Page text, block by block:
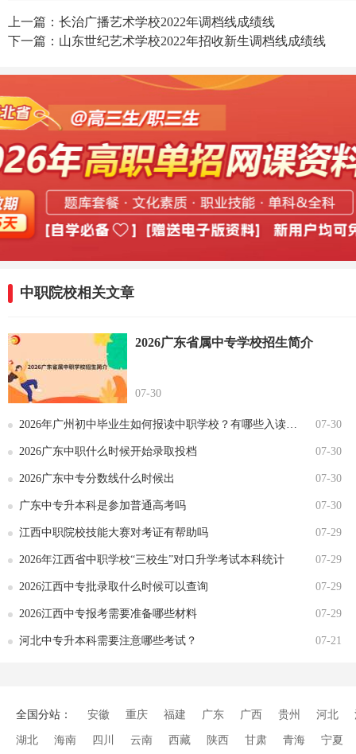
上一篇：长治广播艺术学校2022年调档线成绩线
下一篇：山东世纪艺术学校2022年招收新生调档线成绩线
中职院校相关文章
2026广东省属中专学校招生简介
07-30
2026年广州初中毕业生如何报读中职学校？有哪些入读方式？ 07-30
2026广东中职什么时候开始录取投档 07-30
2026广东中专分数线什么时候出 07-30
广东中专升本科是参加普通高考吗 07-30
江西中职院校技能大赛对考证有帮助吗 07-29
2026年江西省中职学校“三校生”对口升学考试本科统计 07-29
2026江西中专批录取什么时候可以查询 07-29
2026江西中专报考需要准备哪些材料 07-29
河北中专升本科需要注意哪些考试？ 07-21
全国分站： 安徽 重庆 福建 广东 广西 贵州 河北
湖北 海南 四川 云南 西藏 陕西 甘肃 青海 宁夏